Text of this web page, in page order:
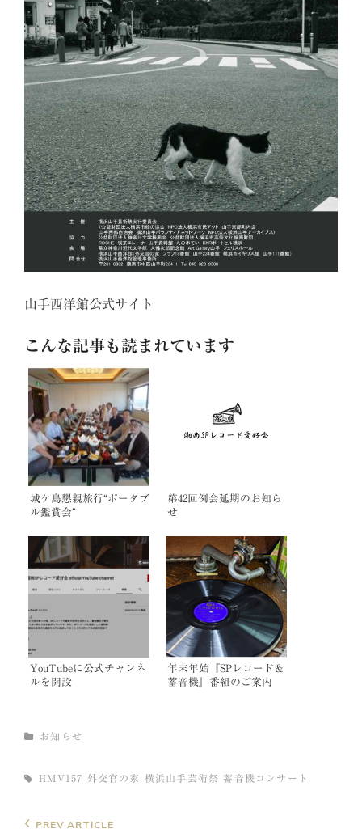
山手西洋館公式サイト
こんな記事も読まれています
城ケ島懇親旅行“ポータブ
ル鑑賞会”
第42回例会延期のお知ら
せ
YouTubeに公式チャンネ
ルを開設
年末年始『SPレコード＆
蓄音機』番組のご案内
CATEGORIES
お知らせ
TAGS,HMV157 外交官の家 横浜山手芸術祭 蓄音機コンサート
Previous
PREV ARTICLE